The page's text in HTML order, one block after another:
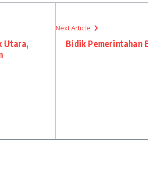
Utara,
Next Article
Bidik Pemerintahan